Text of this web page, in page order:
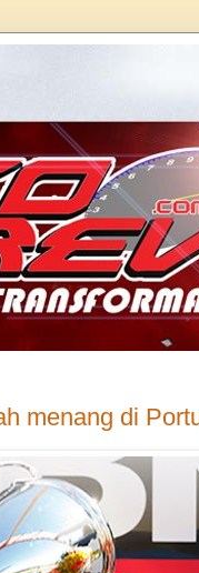
menang di